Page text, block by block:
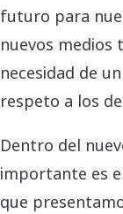
futuro para
nuevos medios
necesidad de
respeto a los
Dentro del
importante es
que